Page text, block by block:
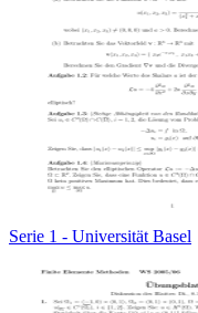
Serie 1 - Universität Basel